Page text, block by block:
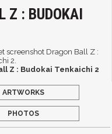
Z : BUDOKAI
screenshot Dragon Ball Z :
2.
Z : Budokai Tenkaichi 2
ARTWORKS
PHOTOS